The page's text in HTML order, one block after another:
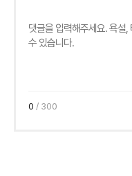
0 / 300